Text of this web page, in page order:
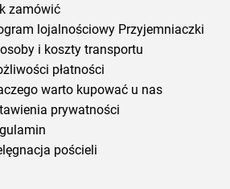
zamówić
lojalnościowy Przyjemniaczki
i koszty transportu
płatności
warto kupować u nas
prywatności
pościeli